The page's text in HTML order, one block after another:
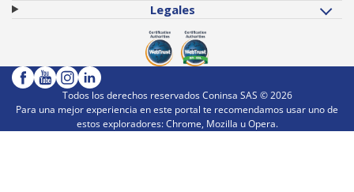
Legales
Todos los derechos reservados Coninsa SAS ©2026
Para una mejor experiencia en este portal te recomendamos usar uno de
estos exploradores: Chrome, Mozilla u Opera.